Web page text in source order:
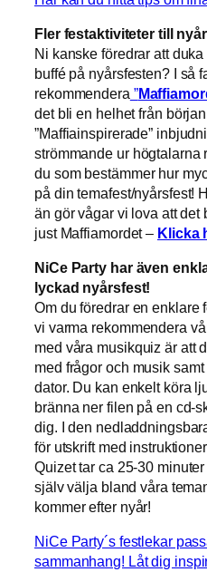
Fler festaktiviteter till
Ni kanske föredrar att
buffé på nyårsfesten? I så
rekommendera ”
det bli en helhet från
”Maffiainspirerade”
strömmande ur
du som bestämmer hur
på din temafest/nyårsfest!
än gör vågar vi lova att det
just Maffiamordet – Klicka
NiCe Party har även
lyckad nyårsfest!
Om du föredrar en enklare
vi varma rekommendera
med våra musikquiz är att
med frågor och musik
dator. Du kan enkelt köra
bränna ner filen på en cd-
dig. I den
för utskrift med
Quizet tar ca 25-30
själv välja bland våra
kommer efter nyår!
NiCe Party´s festlekar
sammanhang! Låt dig